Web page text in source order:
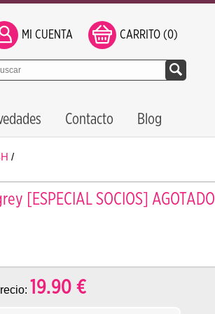
MI CUENTA CARRITO (0)
Contacto Blog
/
[ESPECIAL SOCIOS] AGOTADO
19.90 €